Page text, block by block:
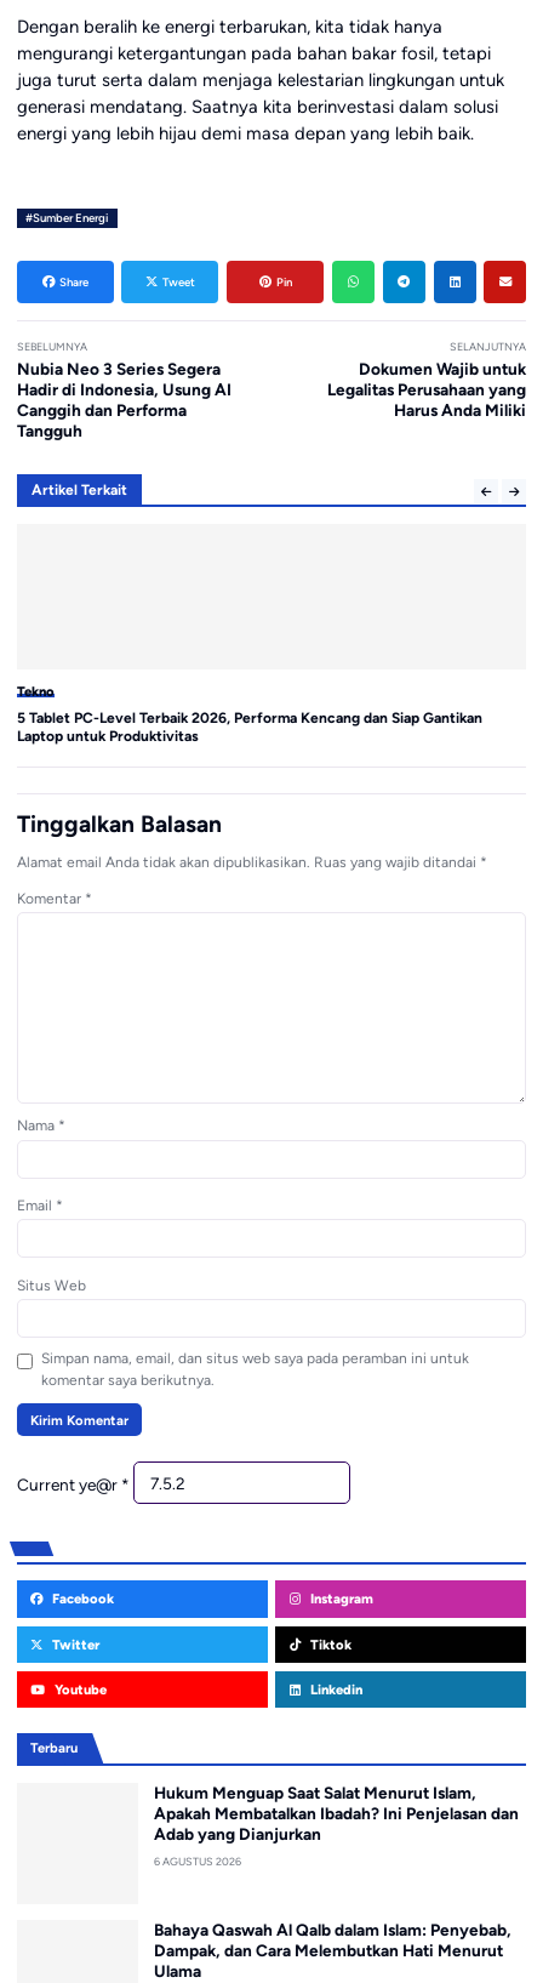
Dengan beralih ke energi terbarukan, kita tidak hanya
mengurangi ketergantungan pada bahan bakar fosil, tetapi
juga turut serta dalam menjaga kelestarian lingkungan untuk
generasi mendatang. Saatnya kita berinvestasi dalam solusi
energi yang lebih hijau demi masa depan yang lebih baik.
#Sumber Energi
Share Tweet Pin
SEBELUMNYA
Nubia Neo 3 Series Segera
Hadir di Indonesia, Usung AI
Canggih dan Performa
Tangguh
SELANJUTNYA
Dokumen Wajib untuk
Legalitas Perusahaan yang
Harus Anda Miliki
Artikel Terkait
Tekno
5 Tablet PC-Level Terbaik 2026, Performa Kencang dan Siap Gantikan
Laptop untuk Produktivitas
Tinggalkan Balasan
Alamat email Anda tidak akan dipublikasikan. Ruas yang wajib ditandai *
Komentar *
Nama *
Email *
Situs Web
Simpan nama, email, dan situs web saya pada peramban ini untuk
komentar saya berikutnya.
Current ye@r *
Facebook Instagram
Twitter Tiktok
Youtube Linkedin
Terbaru
Hukum Menguap Saat Salat Menurut Islam,
Apakah Membatalkan Ibadah? Ini Penjelasan dan
Adab yang Dianjurkan
6 AGUSTUS 2026
Bahaya Qaswah Al Qalb dalam Islam: Penyebab,
Dampak, dan Cara Melembutkan Hati Menurut
Ulama